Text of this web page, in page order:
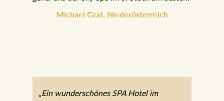
„Neben der familiären Atmosphäre und liebevollen Betreuung
gefiel uns der Sky Spa im 5. Stock am besten.“